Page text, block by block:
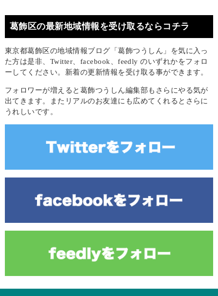
葛飾区の最新地域情報を受け取るならコチラ
東京都葛飾区の地域情報ブログ「葛飾つうしん」を気に入っ
た方は是非、Twitter、facebook、feedly のいずれかをフォロ
ーしてください。新着の更新情報を受け取る事ができます。
フォロワーが増えると葛飾つうしん編集部もさらにやる気が
出てきます。またリアルのお友達にも広めてくれるとさらに
うれしいです。